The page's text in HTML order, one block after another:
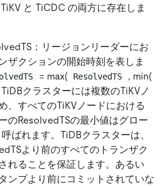
と TiCDC の両方に存在しま
：リージョンリーダーにお
ザクションの開始時刻を表しま
= max( ResolvedTS , min(
クラスターには複数のTiKVノ
、すべてのTiKVノードにおける
のResolvedTSの最小値はグロー
ばれます。TiDBクラスターは、
より前のすべてのトランザク
れることを保証します。あるい
ンプより前にコミットされていな